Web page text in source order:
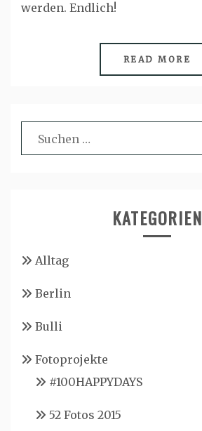
werden. Endlich!
READ MORE
Suchen
nach:
KATEGORIEN
Alltag
Berlin
Bulli
Fotoprojekte
#100HAPPYDAYS
52 Fotos 2015